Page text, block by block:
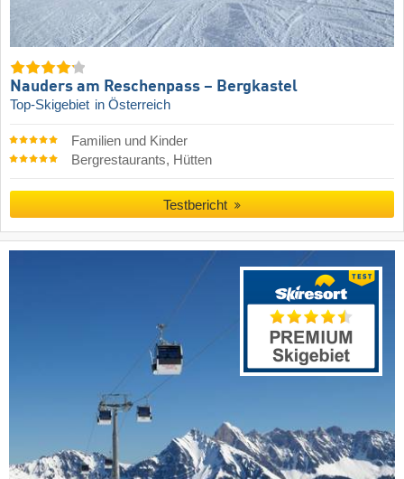
Nauders am Reschenpass – Bergkastel
Top-Skigebiet in Österreich
Familien und Kinder
Bergrestaurants, Hütten
Testbericht